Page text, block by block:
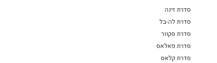
סדרת זינה
סדרת לה-בל
סדרת סקוור
סדרת פאלאס
סדרת קלאס